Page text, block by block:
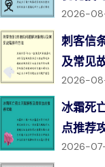
2026-
刺客信
及常见
2026-
冰霜死
点推荐
2026-07-